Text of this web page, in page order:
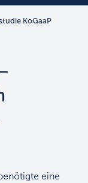
KoGaaP
eine